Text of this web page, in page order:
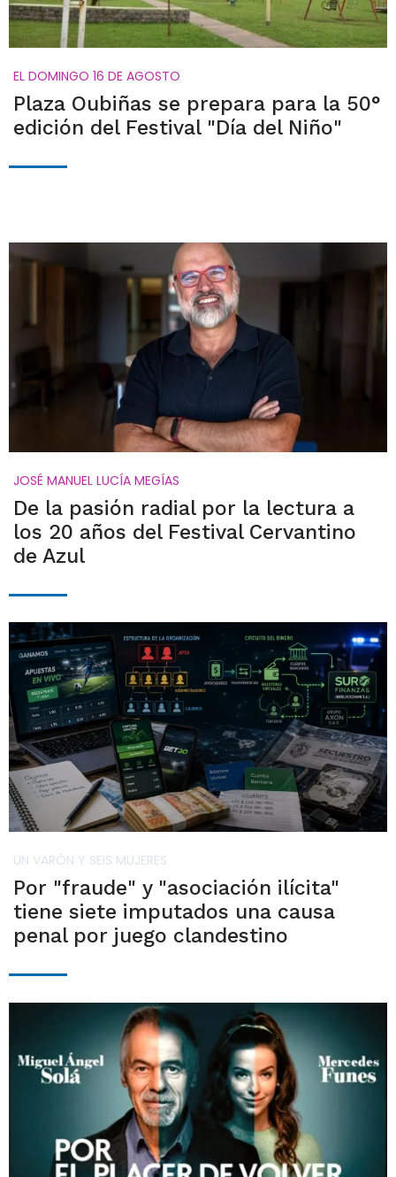
EL DOMINGO 16 DE AGOSTO
Plaza Oubiñas se prepara para la 50°
edición del Festival "Día del Niño"
JOSÉ MANUEL LUCÍA MEGÍAS
De la pasión radial por la lectura a
los 20 años del Festival Cervantino
de Azul
UN VARÓN Y SEIS MUJERES
Por "fraude" y "asociación ilícita"
tiene siete imputados una causa
penal por juego clandestino